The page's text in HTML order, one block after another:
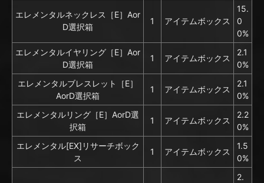
エレメンタルネックレス［E］Aor
D選択箱
1 アイテムボックス
15.
0
0%
エレメンタルイヤリング［E］Aor
D選択箱
1 アイテムボックス
2.1
0%
エレメンタルブレスレット［E］
AorD選択箱
1 アイテムボックス
2.1
0%
エレメンタルリング［E］AorD選
択箱
1 アイテムボックス
2.2
0%
エレメンタル[EX]リサーチボック
ス
1 アイテムボックス
1.5
0%
2.